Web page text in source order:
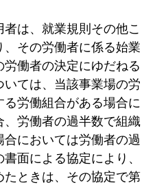
者は、就業規則その他こ
その労働者に係る始業
働者の決定にゆだねる
ては、当該事業場の労
労働組合がある場合に
労働者の過半数で組織
においては労働者の過
面による協定により、
ときは、その協定で第